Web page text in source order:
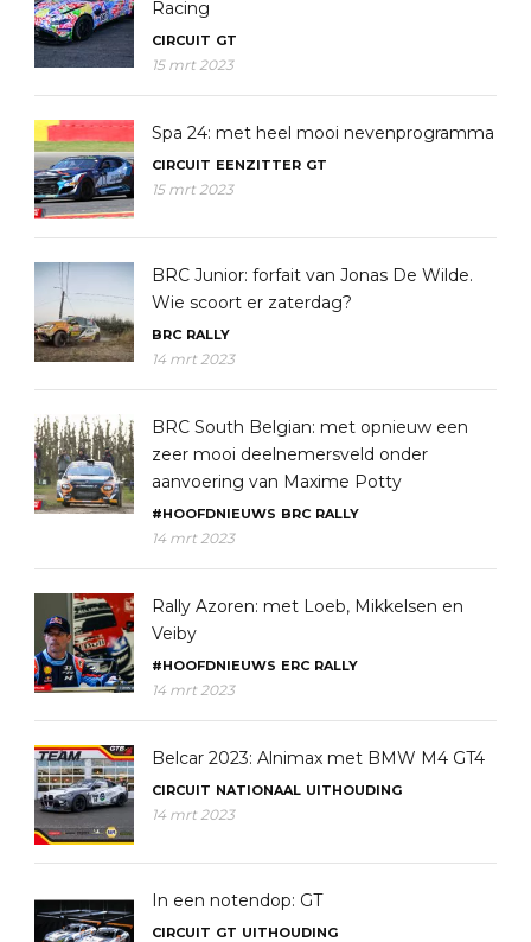
Racing
CIRCUIT GT
15 mrt 2023
Spa 24: met heel mooi nevenprogramma
CIRCUIT EENZITTER GT
15 mrt 2023
BRC Junior: forfait van Jonas De Wilde.
Wie scoort er zaterdag?
BRC RALLY
14 mrt 2023
BRC South Belgian: met opnieuw een
zeer mooi deelnemersveld onder
aanvoering van Maxime Potty
#HOOFDNIEUWS BRC RALLY
14 mrt 2023
Rally Azoren: met Loeb, Mikkelsen en
Veiby
#HOOFDNIEUWS ERC RALLY
14 mrt 2023
Belcar 2023: Alnimax met BMW M4 GT4
CIRCUIT NATIONAAL UITHOUDING
14 mrt 2023
In een notendop: GT
CIRCUIT GT UITHOUDING